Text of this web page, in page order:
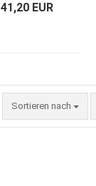
41,20 EUR
Sortieren nach